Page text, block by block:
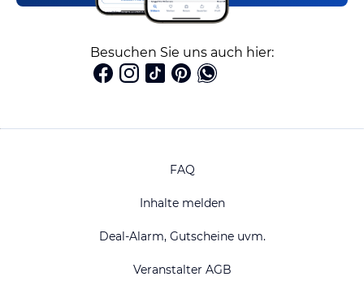
Besuchen Sie uns auch hier:
FAQ
Inhalte melden
Deal-Alarm, Gutscheine uvm.
Veranstalter AGB